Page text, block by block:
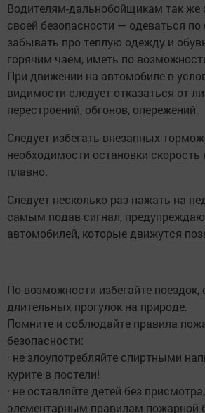
Водителям-дальнобойщикам так же
своей безопасности — одеваться по
забывать про теплую одежду и
горячим чаем, иметь по
При движении на автомобиле в
видимости следует отказаться от
перестроений, обгонов, опережений.
Следует избегать внезапных
необходимости остановки
плавно.
Следует несколько раз нажать на
самым подав сигнал,
автомобилей, которые движутся
По возможности избегайте поездок,
длительных прогулок на природе.
Помните и соблюдайте правила
безопасности:
· не злоупотребляйте спиртными
курите в постели!
· не оставляйте детей без
элементарным правилам пожарной